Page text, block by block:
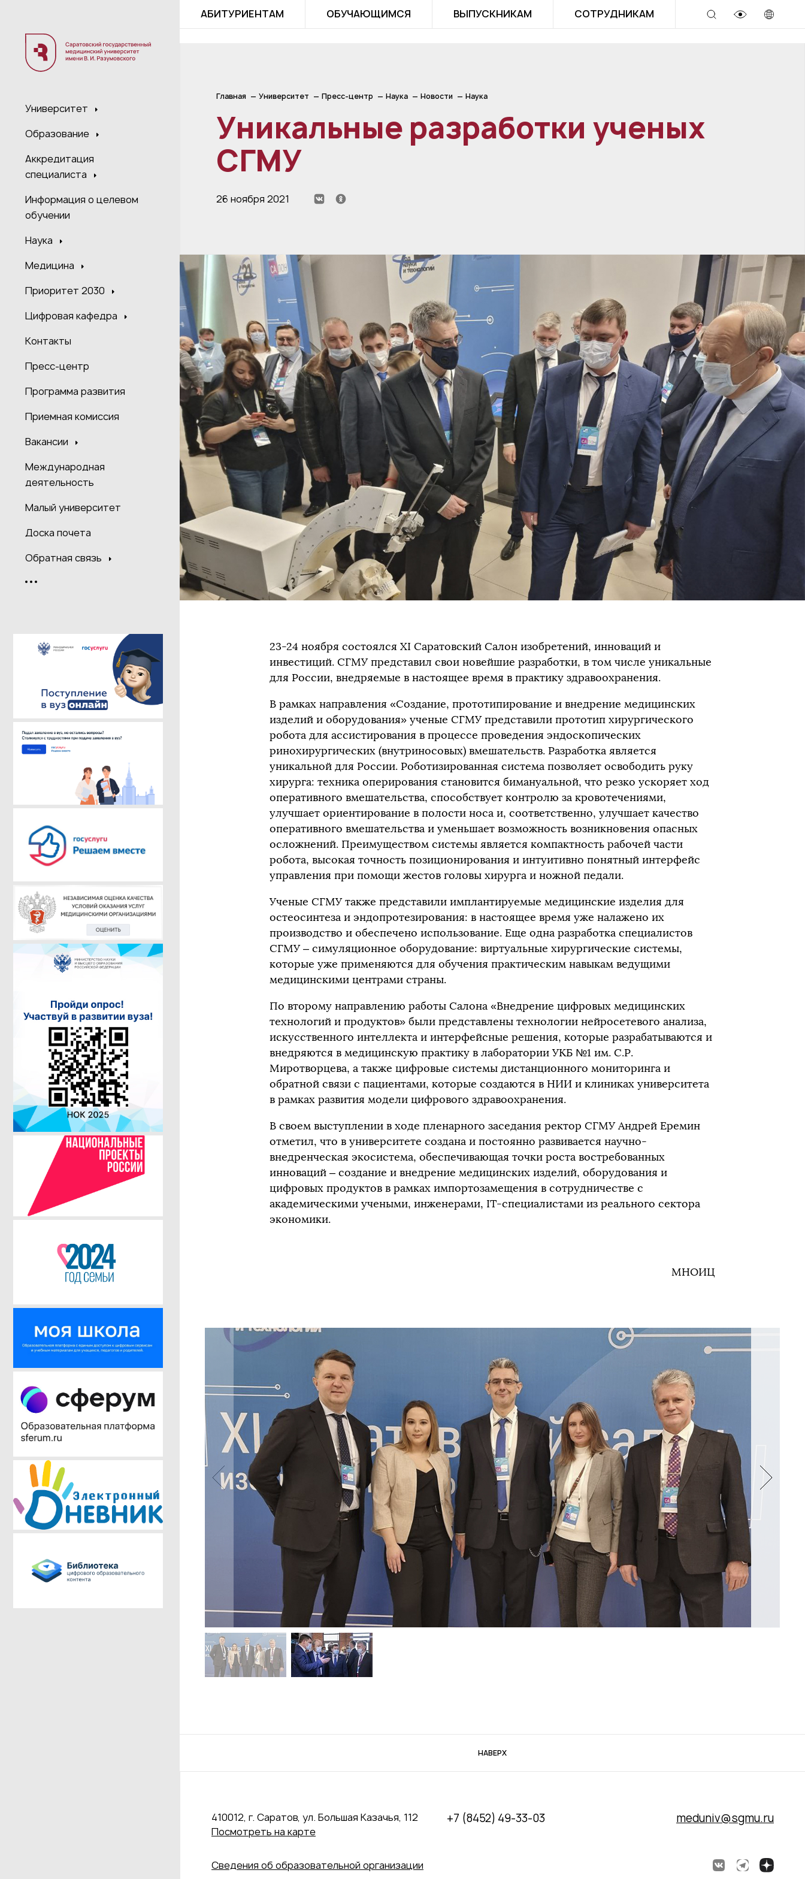
Университет
Образование
Аккредитация
специалиста
Информация о целевом
обучении
Наука
Медицина
Приоритет 2030
Цифровая кафедра
Контакты
Пресс-центр
Программа развития
Приемная комиссия
Вакансии
Международная
деятельность
Малый университет
Доска почета
Обратная связь
АБИТУРИЕНТАМ ОБУЧАЮЩИМСЯ ВЫПУСКНИКАМ СОТРУДНИКАМ
Главная Университет Пресс-центр Наука Новости Наука
Уникальные разработки ученых
СГМУ
26 ноября 2021
23-24 ноября состоялся XI Саратовский Салон изобретений, инноваций и
инвестиций. СГМУ представил свои новейшие разработки, в том числе уникальные
для России, внедряемые в настоящее время в практику здравоохранения.
В рамках направления «Создание, прототипирование и внедрение медицинских
изделий и оборудования» ученые СГМУ представили прототип хирургического
робота для ассистирования в процессе проведения эндоскопических
ринохирургических (внутриносовых) вмешательств. Разработка является
уникальной для России. Роботизированная система позволяет освободить руку
хирурга: техника оперирования становится бимануальной, что резко ускоряет ход
оперативного вмешательства, способствует контролю за кровотечениями,
улучшает ориентирование в полости носа и, соответственно, улучшает качество
оперативного вмешательства и уменьшает возможность возникновения опасных
осложнений. Преимуществом системы является компактность рабочей части
робота, высокая точность позиционирования и интуитивно понятный интерфейс
управления при помощи жестов головы хирурга и ножной педали.
Ученые СГМУ также представили имплантируемые медицинские изделия для
остеосинтеза и эндопротезирования: в настоящее время уже налажено их
производство и обеспечено использование. Еще одна разработка специалистов
СГМУ – симуляционное оборудование: виртуальные хирургические системы,
которые уже применяются для обучения практическим навыкам ведущими
медицинскими центрами страны.
По второму направлению работы Салона «Внедрение цифровых медицинских
технологий и продуктов» были представлены технологии нейросетевого анализа,
искусственного интеллекта и интерфейсные решения, которые разрабатываются и
внедряются в медицинскую практику в лаборатории УКБ №1 им. С.Р.
Миротворцева, а также цифровые системы дистанционного мониторинга и
обратной связи с пациентами, которые создаются в НИИ и клиниках университета
в рамках развития модели цифрового здравоохранения.
В своем выступлении в ходе пленарного заседания ректор СГМУ Андрей Еремин
отметил, что в университете создана и постоянно развивается научно-
внедренческая экосистема, обеспечивающая точки роста востребованных
инноваций – создание и внедрение медицинских изделий, оборудования и
цифровых продуктов в рамках импортозамещения в сотрудничестве с
академическими учеными, инженерами, IT-специалистами из реального сектора
экономики.
МНОИЦ
НАВЕРХ
410012, г. Саратов, ул. Большая Казачья, 112
Посмотреть на карте
+7 (8452) 49-33-03 meduniv@sgmu.ru
Сведения об образовательной организации